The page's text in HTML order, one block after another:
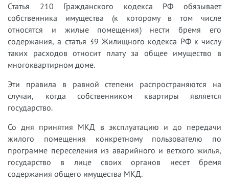
Статья 210 Гражданского кодекса РФ обязывает
собственника имущества (к которому в том числе
относятся и жилые помещения) нести бремя его
содержания, а статья 39 Жилищного кодекса РФ к числу
таких расходов относит плату за общее имущество в
многоквартирном доме.
Эти правила в равной степени распространяются на
случаи, когда собственником квартиры является
государство.
Со дня принятия МКД в эксплуатацию и до передачи
жилого помещения конкретному пользователю по
программе переселения из аварийного и ветхого жилья,
государство в лице своих органов несет бремя
содержания общего имущества МКД.